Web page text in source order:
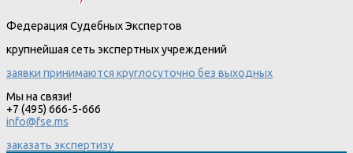
Федерация Судебных Экспертов
крупнейшая сеть экспертных учреждений
заявки принимаются круглосуточно без выходных
Мы на связи!
+7 (495) 666-5-666
info@fse.ms
заказать экспертизу